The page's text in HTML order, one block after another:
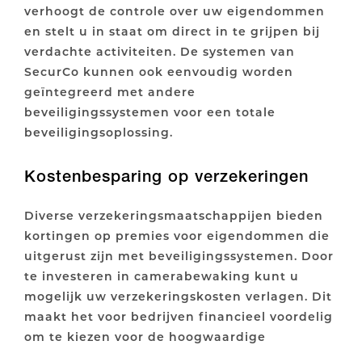
verhoogt de controle over uw eigendommen
en stelt u in staat om direct in te grijpen bij
verdachte activiteiten. De systemen van
SecurCo kunnen ook eenvoudig worden
geïntegreerd met andere
beveiligingssystemen voor een totale
beveiligingsoplossing.
Kostenbesparing op verzekeringen
Diverse verzekeringsmaatschappijen bieden
kortingen op premies voor eigendommen die
uitgerust zijn met beveiligingssystemen. Door
te investeren in camerabewaking kunt u
mogelijk uw verzekeringskosten verlagen. Dit
maakt het voor bedrijven financieel voordelig
om te kiezen voor de hoogwaardige